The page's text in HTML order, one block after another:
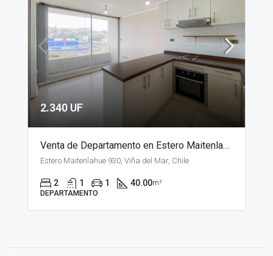
2.340 UF
Venta de Departamento en Estero Maitenlahue, Santiago
Estero Maitenlahue 930, Viña del Mar, Chile
2 1 1 40.00m²
DEPARTAMENTO